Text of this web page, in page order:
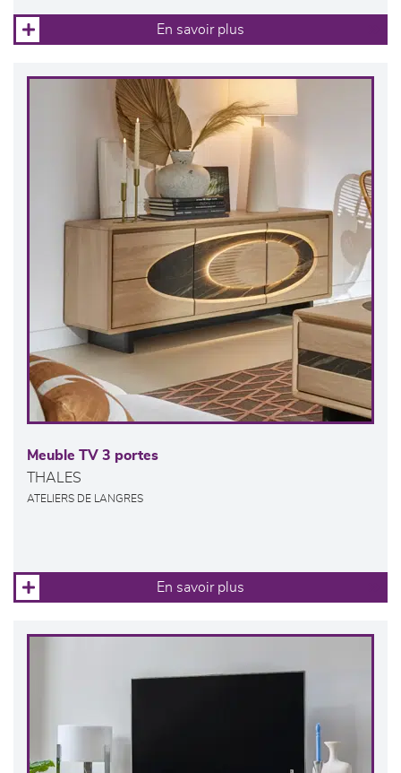
En savoir plus
Meuble TV 3 portes
THALES
ATELIERS DE LANGRES
En savoir plus